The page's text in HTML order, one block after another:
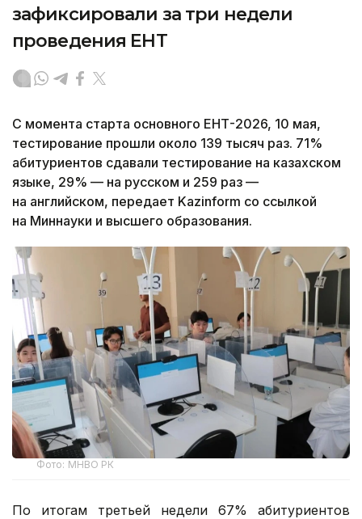
зафиксировали за три недели
проведения ЕНТ
С момента старта основного ЕНТ-2026, 10 мая,
тестирование прошли около 139 тысяч раз. 71%
абитуриентов сдавали тестирование на казахском
языке, 29% — на русском и 259 раз —
на английском, передает Kazinform со ссылкой
на Миннауки и высшего образования.
Фото: МНВО РК
По итогам третьей недели 67% абитуриентов